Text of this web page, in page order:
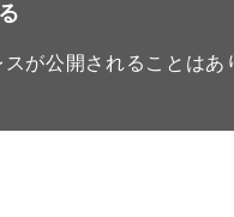
スが公開されることはあ